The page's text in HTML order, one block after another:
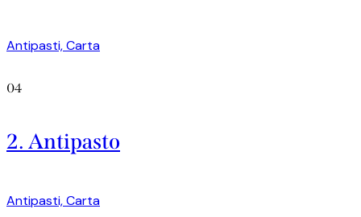
Antipasti,Carta
04
2. Antipasto
Antipasti,Carta